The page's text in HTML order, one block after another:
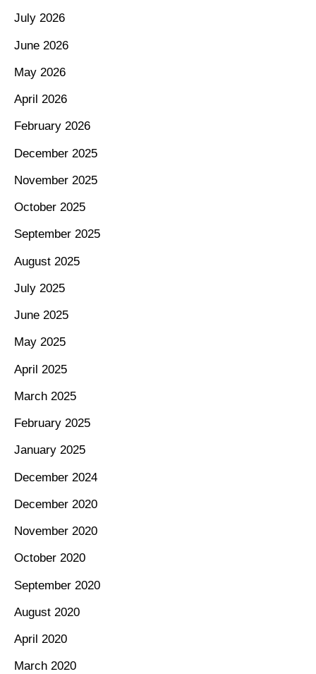
July 2026
June 2026
May 2026
April 2026
February 2026
December 2025
November 2025
October 2025
September 2025
August 2025
July 2025
June 2025
May 2025
April 2025
March 2025
February 2025
January 2025
December 2024
December 2020
November 2020
October 2020
September 2020
August 2020
April 2020
March 2020